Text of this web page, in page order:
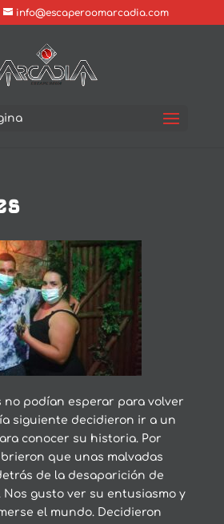
info@escaperoomarcadia.com
no podían esperar para volver
siguiente decidieron ir a un
conocer su historia. Por
que unas malvadas
de la desaparición de
Nos gusto ver su entusiasmo y
el mundo. Decidieron